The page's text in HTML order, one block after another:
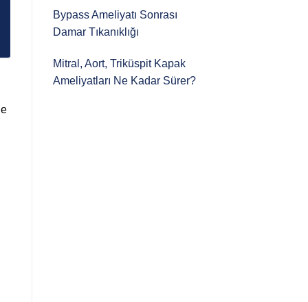
Bypass Ameliyatı Sonrası
Damar Tıkanıklığı
Mitral, Aort, Triküspit Kapak
Ameliyatları Ne Kadar Sürer?